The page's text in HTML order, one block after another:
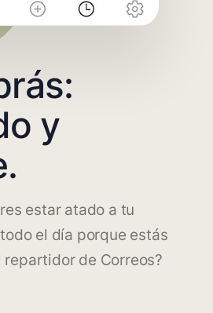
y
estar atado a tu
el día porque estás
repartidor de Correos?